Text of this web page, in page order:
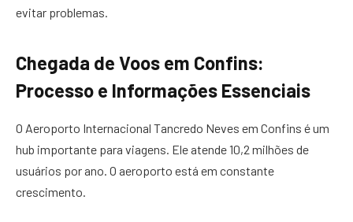
evitar problemas.
Chegada de Voos em Confins:
Processo e Informações Essenciais
O Aeroporto Internacional Tancredo Neves em Confins é um
hub importante para viagens. Ele atende 10,2 milhões de
usuários por ano. O aeroporto está em constante
crescimento.